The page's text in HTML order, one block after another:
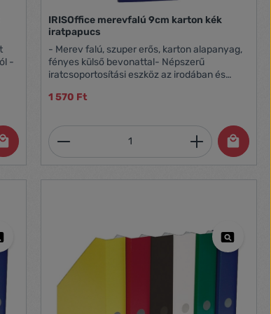
használja a gombokat a
-
a kívánt mennyiséget, vagy
IRISOffice merevfalú 9cm karton kék
iratpapucs
- Merev falú, szuper erős, karton alapanyag,
fényes külső bevonattal- Népszerű
iratcsoportosítási eszköz az irodában és
sötétkék
1 570 Ft
Termékmennyiség: Adja